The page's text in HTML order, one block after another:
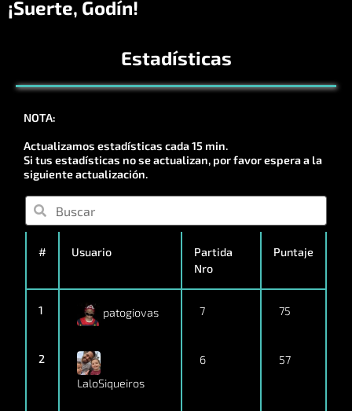
¡Suerte, Godín!
Estadísticas
NOTA:
Actualizamos estadísticas cada 15 min.
Si tus estadísticas no se actualizan, por favor espera a la
siguiente actualización.
# Usuario
Partida
Nro
Puntaje
1 patogiovas 7 75
2
LaloSiqueiros
6 57